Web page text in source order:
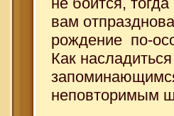
вам
рождение по-
Как насладиться
неповторимым